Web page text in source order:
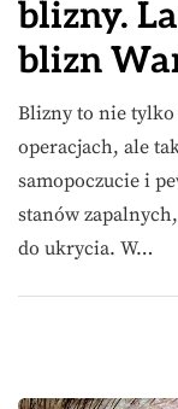
blizny.
blizn
Blizny to nie tylko
operacjach, ale
samopoczucie i
stanów
do ukrycia. W…